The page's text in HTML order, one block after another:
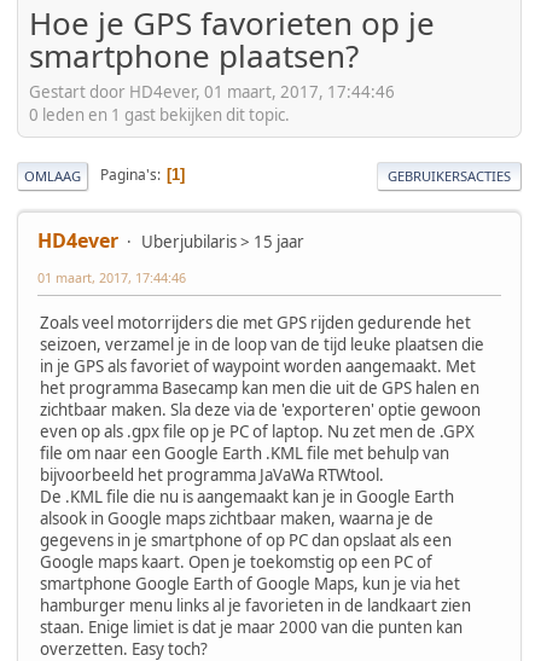
Hoe je GPS favorieten op je
smartphone plaatsen?
Gestart door HD4ever, 01 maart, 2017, 17:44:46
0 leden en 1 gast bekijken dit topic.
OMLAAG Pagina's 1 GEBRUIKERSACTIES
HD4ever Uberjubilaris > 15 jaar
01 maart, 2017, 17:44:46
Zoals veel motorrijders die met GPS rijden gedurende het
seizoen, verzamel je in de loop van de tijd leuke plaatsen die
in je GPS als favoriet of waypoint worden aangemaakt. Met
het programma Basecamp kan men die uit de GPS halen en
zichtbaar maken. Sla deze via de 'exporteren' optie gewoon
even op als .gpx file op je PC of laptop. Nu zet men de .GPX
file om naar een Google Earth .KML file met behulp van
bijvoorbeeld het programma JaVaWa RTWtool.
De .KML file die nu is aangemaakt kan je in Google Earth
alsook in Google maps zichtbaar maken, waarna je de
gegevens in je smartphone of op PC dan opslaat als een
Google maps kaart. Open je toekomstig op een PC of
smartphone Google Earth of Google Maps, kun je via het
hamburger menu links al je favorieten in de landkaart zien
staan. Enige limiet is dat je maar 2000 van die punten kan
overzetten. Easy toch?